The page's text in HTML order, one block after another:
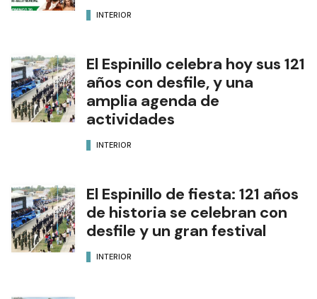
INTERIOR
El Espinillo celebra hoy sus 121
años con desfile, y una
amplia agenda de
actividades
INTERIOR
El Espinillo de fiesta: 121 años
de historia se celebran con
desfile y un gran festival
INTERIOR